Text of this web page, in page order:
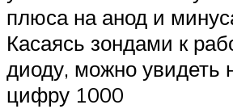
плюса на анод и
Касаясь зондами к
диоду, можно увидеть
цифру 1000